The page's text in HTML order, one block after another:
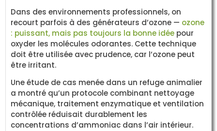
Dans des environnements professionnels, on
recourt parfois à des générateurs d’ozone — ozone
: puissant, mais pas toujours la bonne idée pour
oxyder les molécules odorantes. Cette technique
doit être utilisée avec prudence, car l’ozone peut
être irritant.
Une étude de cas menée dans un refuge animalier
a montré qu’un protocole combinant nettoyage
mécanique, traitement enzymatique et ventilation
contrôlée réduisait durablement les
concentrations d’ammoniac dans l’air intérieur.